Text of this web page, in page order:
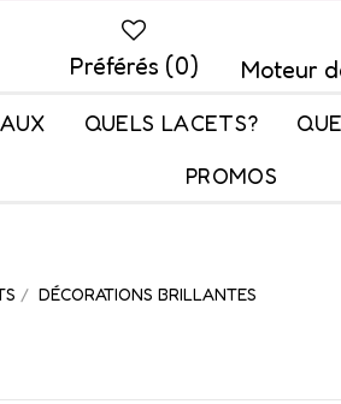
Préférés (0) Moteur
QUELS LACETS?
PROMOS
DÉCORATIONS BRILLANTES